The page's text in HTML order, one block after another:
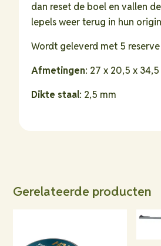
dan reset de boel en vallen
lepels weer terug in hun
Wordt geleverd met 5
Afmetingen: 27 x 20,5 x 34,5
Dikte staal: 2,5 mm
Gerelateerde producten